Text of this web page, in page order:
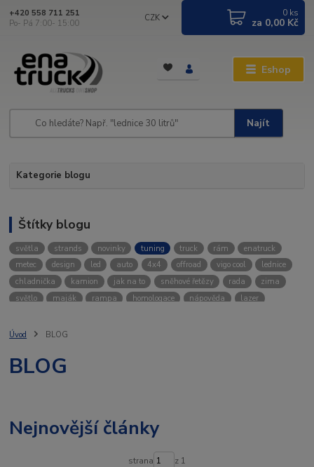
Eshop
CZK
Najít
+420 558 711 251
Po- Pá 7:00- 15:00
0 ks
za 0,00 Kč
Kategorie blogu
Štítky blogu
světla strands novinky tuning truck rám
enatruck
metec
design led auto 4x4 offroad vigo cool
lednice
chladnička
kamion jak na to sněhové řetězy rada
zima
světlo
maják rampa homologace nápověda
lazer
stresni ram
autochladnička
Úvod BLOG
BLOG
Nejnovější články
strana z 1